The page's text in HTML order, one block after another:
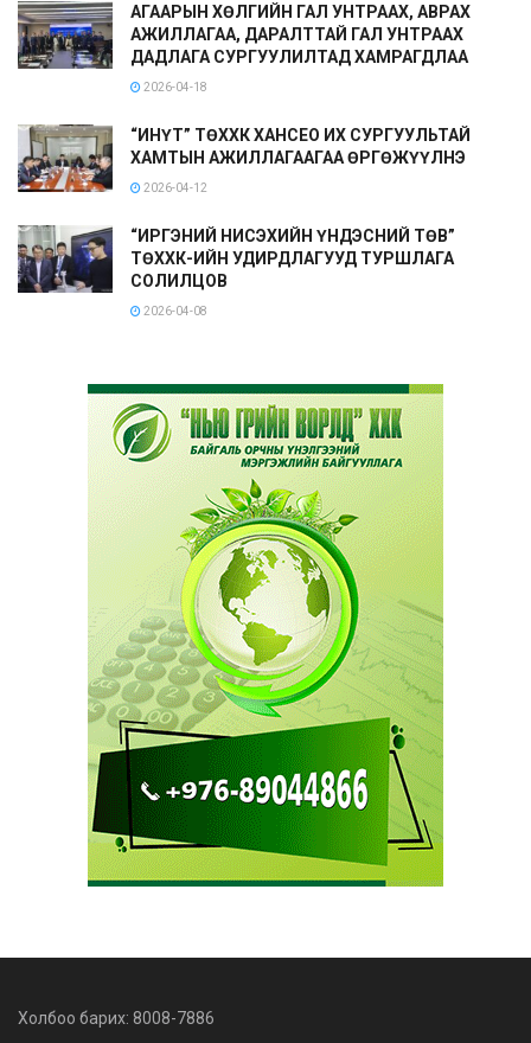
АГААРЫН ХӨЛГИЙН ГАЛ УНТРААХ, АВРАХ
АЖИЛЛАГАА, ДАРАЛТТАЙ ГАЛ УНТРААХ
ДАДЛАГА СУРГУУЛИЛТАД ХАМРАГДЛАА
2026-04-18
“ИНҮТ” ТӨХХК ХАНСЕО ИХ СУРГУУЛЬТАЙ
ХАМТЫН АЖИЛЛАГААГАА ӨРГӨЖҮҮЛНЭ
2026-04-12
“ИРГЭНИЙ НИСЭХИЙН ҮНДЭСНИЙ ТӨВ”
ТӨХХК-ИЙН УДИРДЛАГУУД ТУРШЛАГА
СОЛИЛЦОВ
2026-04-08
Холбоо барих: 8008-7886